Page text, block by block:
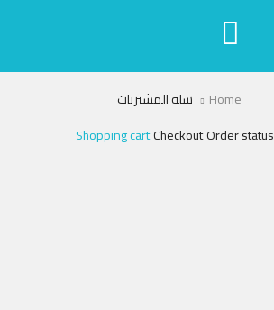
Home
سلة المشتريات
Shopping cartCheckoutOrder status